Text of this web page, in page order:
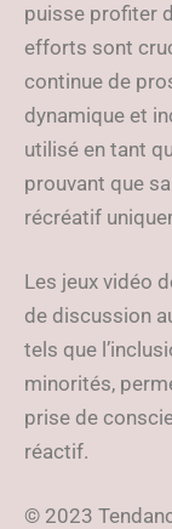
puisse profiter
efforts sont
continue de
dynamique et
utilisé en tant
prouvant que
récréatif
Les jeux vidéo
de discussion
tels que
minorités,
prise de
réactif.
© 2023